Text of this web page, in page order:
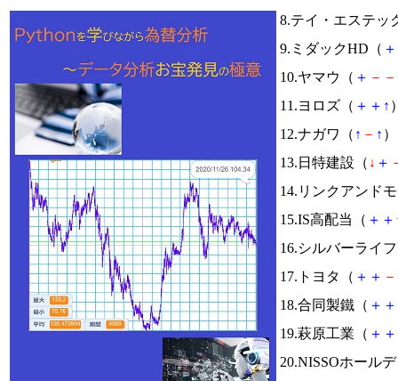
8.テイ・エステッ
9.ミダックHD（ ＋
10.ヤマウ（ ＋ － －
11.ヨロズ（ ＋ ＋ ↑
12.ナガワ（ ↑ － ↑
13.日特建設（ ↓ ＋
14.リンクアンド
15.IS高配当（ ＋ ＋
16.シルバーライ
17.トヨタ（ ＋ ＋ －
18.合同製鐵（ ＋ ＋
19.萩原工業（ ＋ ＋
20.NISSOホール